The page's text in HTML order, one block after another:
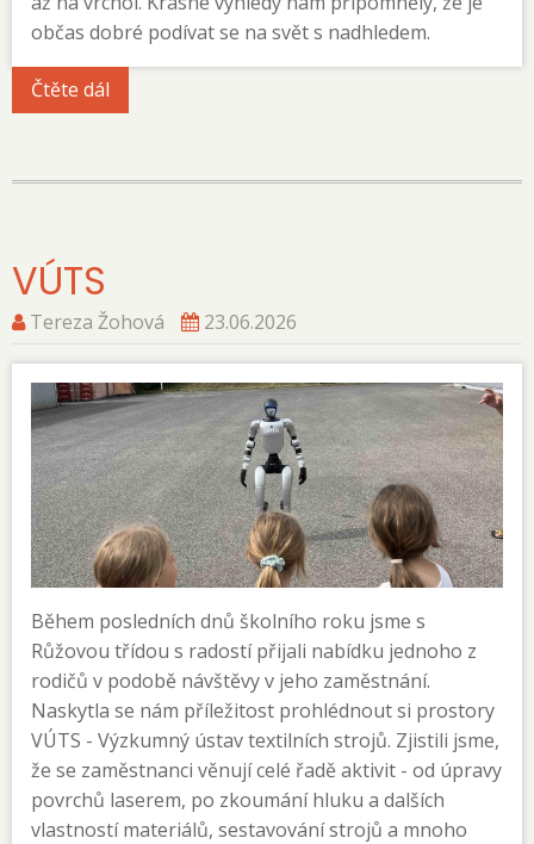
občas dobré podívat se na svět s nadhledem.
Čtěte dál
VÚTS
Tereza Žohová 23.06.2026
Během posledních dnů školního roku jsme s
Růžovou třídou s radostí přijali nabídku jednoho z
rodičů v podobě návštěvy v jeho zaměstnání.
Naskytla se nám příležitost prohlédnout si prostory
VÚTS - Výzkumný ústav textilních strojů. Zjistili jsme,
že se zaměstnanci věnují celé řadě aktivit - od úpravy
povrchů laserem, po zkoumání hluku a dalších
vlastností materiálů, sestavování strojů a mnoho